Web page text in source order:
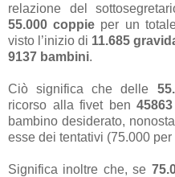
relazione del
55.000 coppie per un
visto l’inizio di 11.685
9137 bambini.
Ciò significa che delle
ricorso alla fivet ben 45863
bambino desiderato,
esse dei tentativi (75.000
Significa inoltre che, se